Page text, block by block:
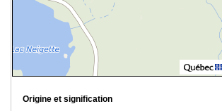
Origine et signification